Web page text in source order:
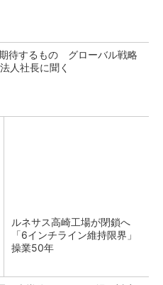
待するもの グローバル戦略
人社長に聞く
ルネサス高崎工場が閉鎖へ
「6インチライン維持限界」
操業50年